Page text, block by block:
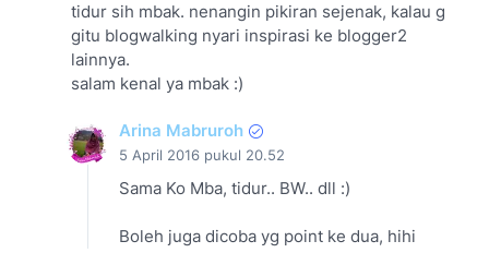
tidur sih mbak. nenangin pikiran sejenak, kalau g
gitu blogwalking nyari inspirasi ke blogger2
lainnya.
salam kenal ya mbak :)
Arina Mabruroh
5 April 2016 pukul 20.52
Sama Ko Mba, tidur.. BW.. dll :)
Boleh juga dicoba yg point ke dua, hihi